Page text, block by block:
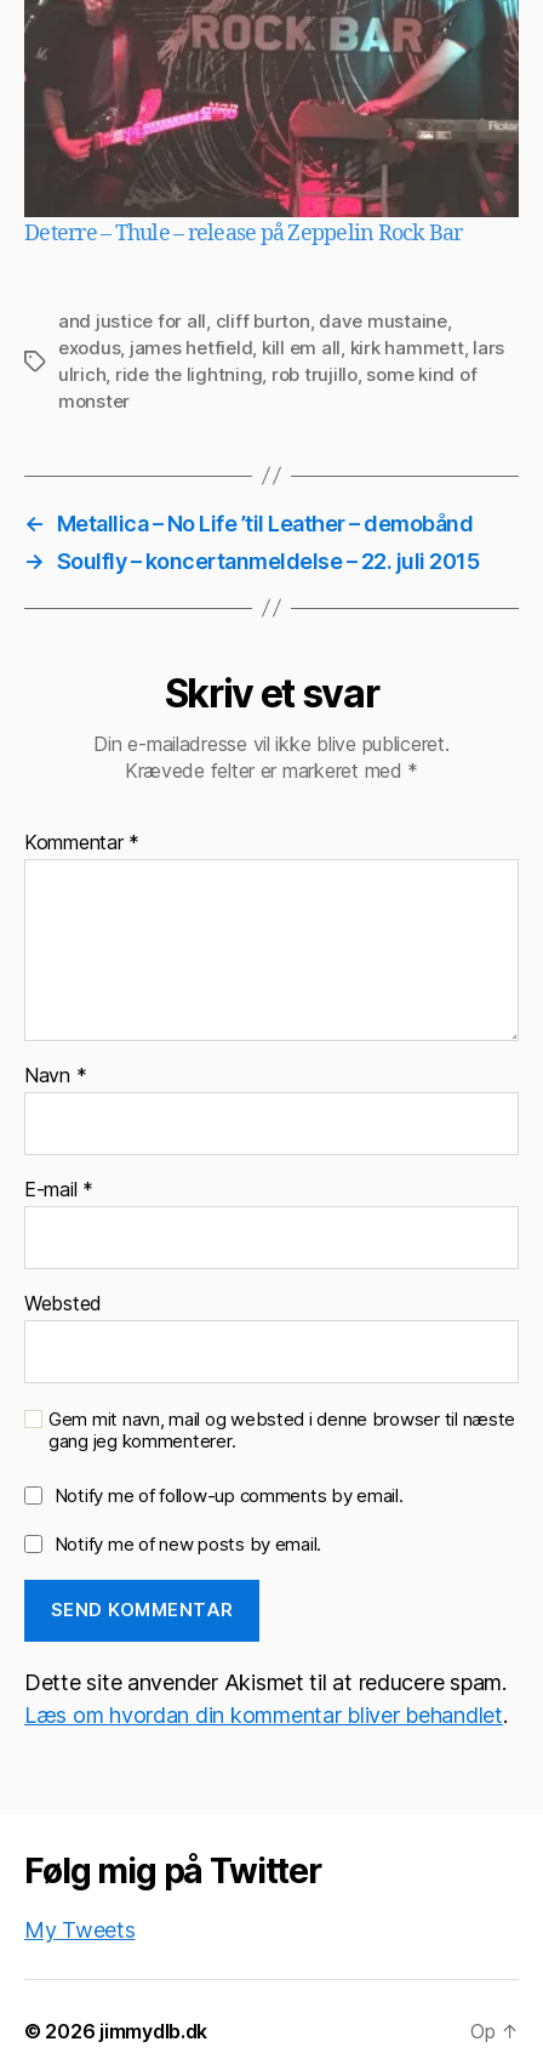
Deterre – Thule – release på Zeppelin Rock Bar
Tags
and justice for all, cliff burton, dave mustaine,
exodus, james hetfield, kill em all, kirk hammett, lars
ulrich, ride the lightning, rob trujillo, some kind of
monster
←
Metallica – No Life ’til Leather – demobånd
→ Soulfly – koncertanmeldelse – 22. juli 2015
Skriv et svar
Din e-mailadresse vil ikke blive publiceret.
Krævede felter er markeret med *
Kommentar *
Navn *
E-mail *
Websted
Gem mit navn, mail og websted i denne browser til næste
gang jeg kommenterer.
Notify me of follow-up comments by email.
Notify me of new posts by email.
Dette site anvender Akismet til at reducere spam.
Læs om hvordan din kommentar bliver behandlet.
Følg mig på Twitter
My Tweets
© 2026 jimmydlb.dk Op ↑